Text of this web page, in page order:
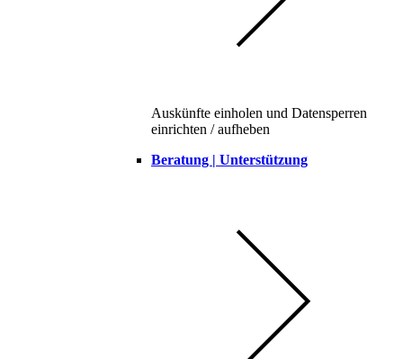
Auskünfte einholen und Datensperren
einrichten / aufheben
Beratung | Unterstützung